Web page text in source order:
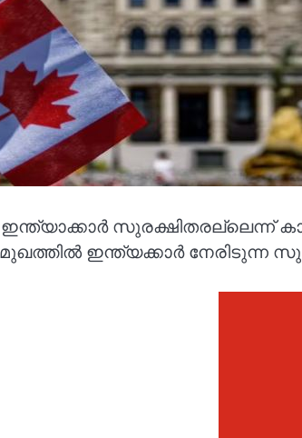
സുരക്ഷിതരല്ലെന്ന്
ഇന്ത്യക്കാർ നേരിടുന്ന